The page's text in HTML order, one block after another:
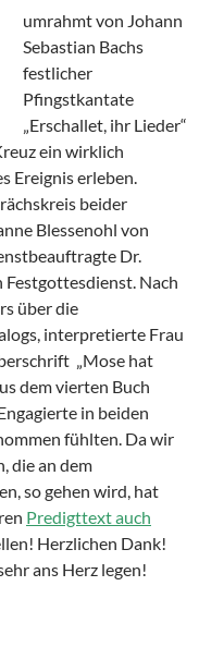
umrahmt von Johann
Sebastian Bachs
festlicher
Pfingstkantate
„Erschallet, ihr Lieder“
ein wirklich
Ereignis erleben.
beider
Blessenohl von
Dr.
Festgottesdienst. Nach
über die
interpretierte Frau
„Mose hat
dem vierten Buch
in beiden
fühlten. Da wir
die an dem
so gehen wird, hat
Predigttext auch
Herzlichen Dank!
ans Herz legen!
out“!